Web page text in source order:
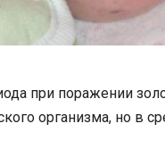
при поражении
организма, но в